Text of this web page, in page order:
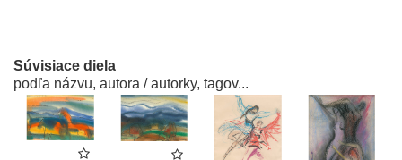
Súvisiace diela
podľa názvu, autora / autorky, tagov...